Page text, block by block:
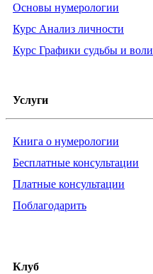
Основы нумерологии
Курс Анализ личности
Курс Графики судьбы и воли
Услуги
Книга о нумерологии
Бесплатные консультации
Платные консультации
Поблагодарить
Клуб